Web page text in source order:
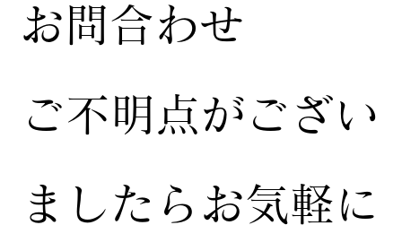
お問合わせ
ご不明点がござい
ましたらお気軽に